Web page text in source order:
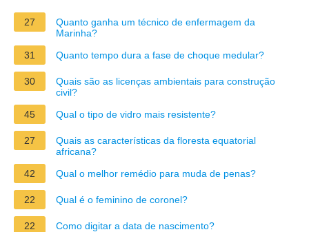
27
Quanto ganha um técnico de enfermagem da
Marinha?
31
Quanto tempo dura a fase de choque medular?
30
Quais são as licenças ambientais para construção
civil?
45
Qual o tipo de vidro mais resistente?
27
Quais as características da floresta equatorial
africana?
42
Qual o melhor remédio para muda de penas?
22 Qual é o feminino de coronel?
22 Como digitar a data de nascimento?